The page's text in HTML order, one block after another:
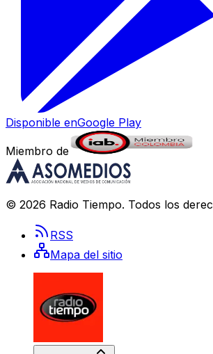
Disponible enGoogle Play
Miembro de
© 2026 Radio Tiempo. Todos los
RSS
Mapa del sitio